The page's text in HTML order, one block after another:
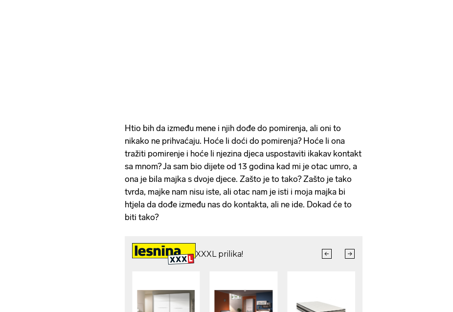
Htio bih da između mene i njih dođe do pomirenja, ali oni to
nikako ne prihvaćaju. Hoće li doći do pomirenja? Hoće li ona
tražiti pomirenje i hoće li njezina djeca uspostaviti ikakav kontakt
sa mnom? Ja sam bio dijete od 13 godina kad mi je otac umro, a
ona je bila majka s dvoje djece. Zašto je to tako? Zašto je tako
tvrda, majke nam nisu iste, ali otac nam je isti i moja majka bi
htjela da dođe između nas do kontakta, ali ne ide. Dokad će to
biti tako?